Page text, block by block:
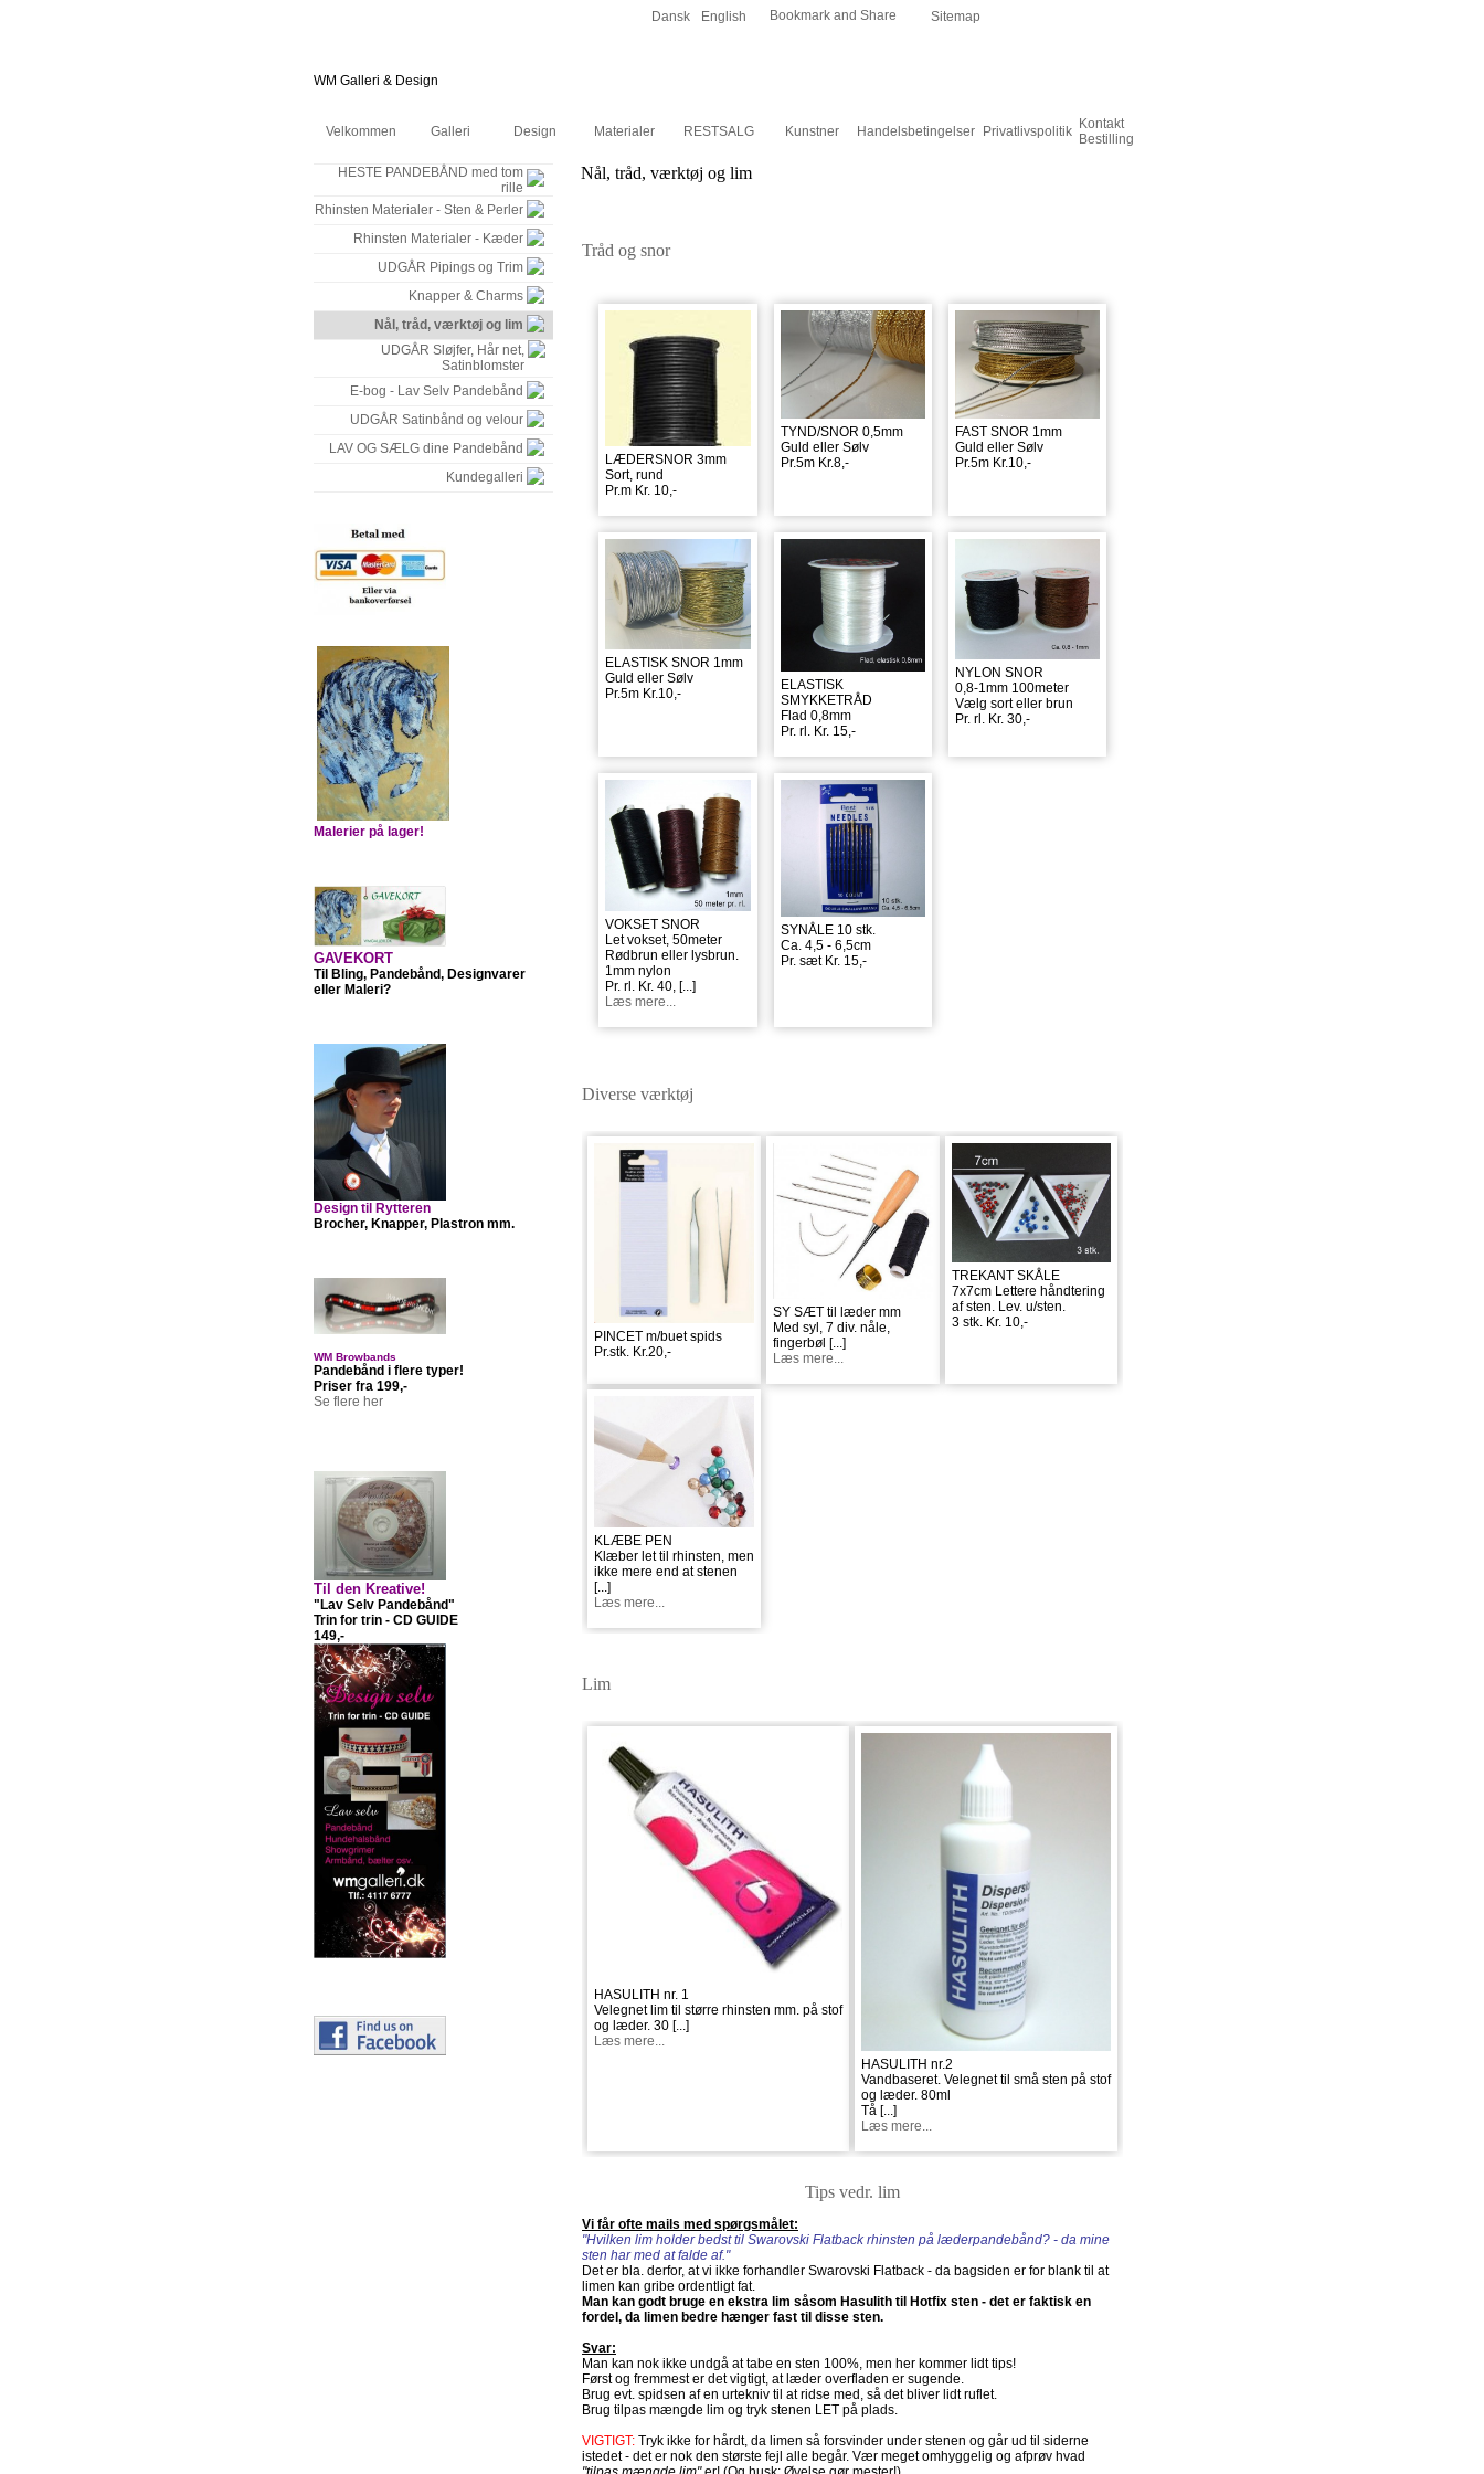
WM Galleri & Design
Dansk English Sitemap
Velkommen Galleri Design Materialer RESTSALG Kunstner Handelsbetingelser Privatlivspolitik
Kontakt
Bestilling
HESTE PANDEBÅND med tom
rille
Rhinsten Materialer - Sten & Perler
Rhinsten Materialer - Kæder
UDGÅR Pipings og Trim
Knapper & Charms
Nål, tråd, værktøj og lim
UDGÅR Sløjfer, Hår net,
Satinblomster
E-bog - Lav Selv Pandebånd
UDGÅR Satinbånd og velour
LAV OG SÆLG dine Pandebånd
Kundegalleri
Malerier på lager!
GAVEKORT
Til Bling, Pandebånd, Designvarer
eller Maleri?
Design til Rytteren
Brocher, Knapper, Plastron mm.
WM Browbands
Pandebånd i flere typer!
Priser fra 199,-
Se flere her
Til den Kreative!
"Lav Selv Pandebånd"
Trin for trin - CD GUIDE
149,-
Nål, tråd, værktøj og lim
Tråd og snor
LÆDERSNOR 3mm
Sort, rund
Pr.m Kr. 10,-
TYND/SNOR 0,5mm
Guld eller Sølv
Pr.5m Kr.8,-
FAST SNOR 1mm
Guld eller Sølv
Pr.5m Kr.10,-
ELASTISK SNOR 1mm
Guld eller Sølv
Pr.5m Kr.10,-
ELASTISK
SMYKKETRÅD
Flad 0,8mm
Pr. rl. Kr. 15,-
NYLON SNOR
0,8-1mm 100meter
Vælg sort eller brun
Pr. rl. Kr. 30,-
VOKSET SNOR
Let vokset, 50meter
Rødbrun eller lysbrun.
1mm nylon
Pr. rl. Kr. 40, [...]
Læs mere...
SYNÅLE 10 stk.
Ca. 4,5 - 6,5cm
Pr. sæt Kr. 15,-
Diverse værktøj
PINCET m/buet spids
Pr.stk. Kr.20,-
SY SÆT til læder mm
Med syl, 7 div. nåle,
fingerbøl [...]
Læs mere...
TREKANT SKÅLE
7x7cm Lettere håndtering
af sten. Lev. u/sten.
3 stk. Kr. 10,-
KLÆBE PEN
Klæber let til rhinsten, men
ikke mere end at stenen
[...]
Læs mere...
Lim
HASULITH nr. 1
Velegnet lim til større rhinsten mm. på stof
og læder. 30 [...]
Læs mere...
HASULITH nr.2
Vandbaseret. Velegnet til små sten på stof
og læder. 80ml
Tå [...]
Læs mere...
Tips vedr. lim
Vi får ofte mails med spørgsmålet:
"Hvilken lim holder bedst til Swarovski Flatback rhinsten på læderpandebånd? - da mine
sten har med at falde af."
Det er bla. derfor, at vi ikke forhandler Swarovski Flatback - da bagsiden er for blank til at
limen kan gribe ordentligt fat.
Man kan godt bruge en ekstra lim såsom Hasulith til Hotfix sten - det er faktisk en
fordel, da limen bedre hænger fast til disse sten.
Svar:
Man kan nok ikke undgå at tabe en sten 100%, men her kommer lidt tips!
Først og fremmest er det vigtigt, at læder overfladen er sugende.
Brug evt. spidsen af en urtekniv til at ridse med, så det bliver lidt ruflet.
Brug tilpas mængde lim og tryk stenen LET på plads.
VIGTIGT: Tryk ikke for hårdt, da limen så forsvinder under stenen og går ud til siderne
istedet - det er nok den største fejl alle begår. Vær meget omhyggelig og afprøv hvad